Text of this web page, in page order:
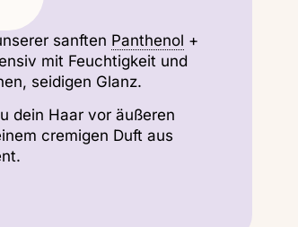
sanften Panthenol +
mit Feuchtigkeit und
seidigen Glanz.
dein Haar vor äußeren
cremigen Duft aus